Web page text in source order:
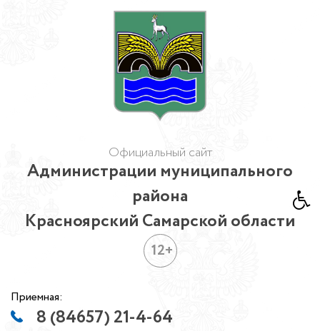
Официальный сайт
Администрации муниципального
района
Красноярский Самарской области
12+
Приемная:
8 (84657) 21-4-64